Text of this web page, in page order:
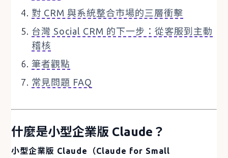
對 CRM 與系統整合市場的三層衝擊
台灣 Social CRM 的下一步：從客服到主動
稽核
筆者觀點
常見問題 FAQ
什麼是小型企業版 Claude？
小型企業版 Claude（Claude for Small